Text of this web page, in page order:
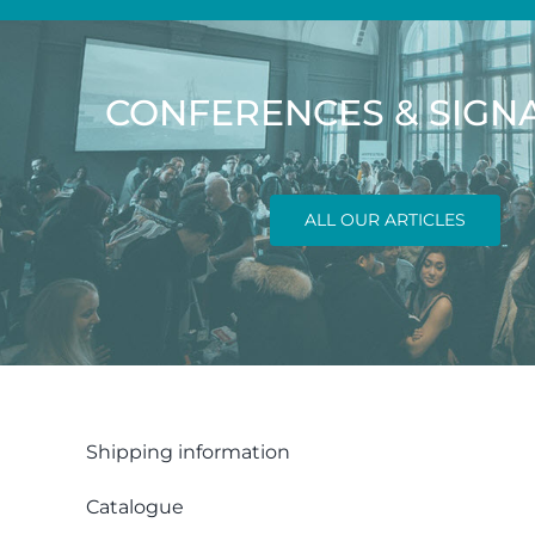
CONFERENCES &
ALL OUR ARTICLES
Shipping information
Catalogue